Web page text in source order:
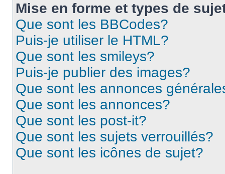
Mise en forme et types de
Que sont les BBCodes?
Puis-je utiliser le HTML?
Que sont les smileys?
Puis-je publier des images?
Que sont les annonces
Que sont les annonces?
Que sont les post-it?
Que sont les sujets verrouillés?
Que sont les icônes de sujet?